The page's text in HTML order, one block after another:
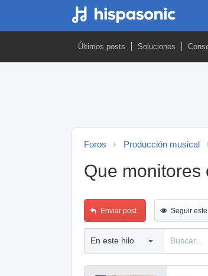
Últimos posts Soluciones
Foros Producción musical
Que monitores
Enviar post Seguir